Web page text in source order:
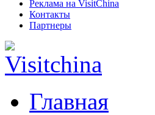
Реклама на VisitChina
Контакты
Партнеры
Главная